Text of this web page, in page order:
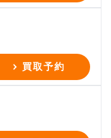
買取予約